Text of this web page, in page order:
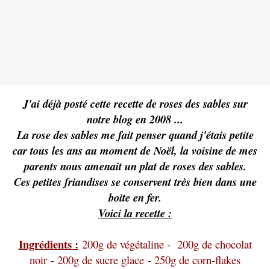
J'ai déjà posté cette recette de roses des sables sur
notre blog en 2008 ...
La rose des sables me fait penser quand j'étais petite
car tous les ans au moment de Noël, la voisine de mes
parents nous amenait un plat de roses des sables.
Ces petites friandises se conservent très bien dans une
boite en fer.
Voici la recette :
Ingrédients : 200g de végétaline - 200g de chocolat
noir - 200g de sucre glace - 250g de corn-flakes